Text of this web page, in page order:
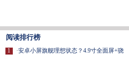
阅读排行榜
1
·安卓小屏旗舰理想状态？4.9寸全面屏+骁